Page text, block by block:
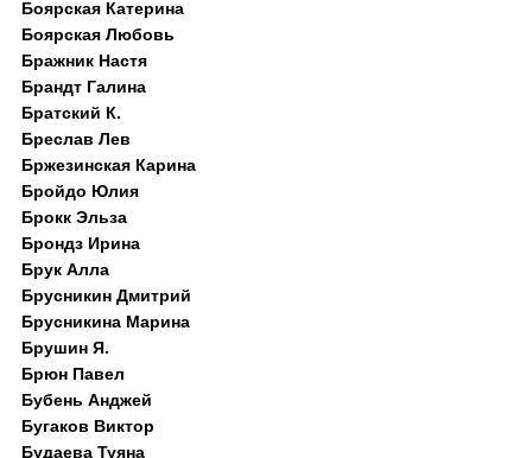
Боярская Катерина
Боярская Любовь
Бражник Настя
Брандт Галина
Братский К.
Бреслав Лев
Бржезинская Карина
Бройдо Юлия
Брокк Эльза
Брондз Ирина
Брук Алла
Брусникин Дмитрий
Брусникина Марина
Брушин Я.
Брюн Павел
Бубень Анджей
Бугаков Виктор
Будаева Туяна